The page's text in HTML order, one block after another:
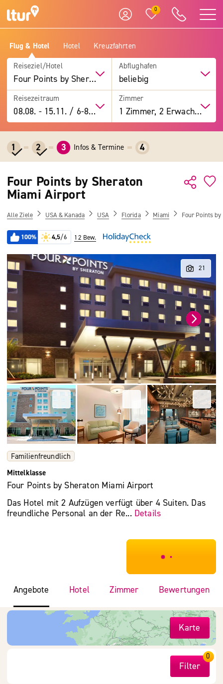
0
Flug & Hotel Hotel Kreuzfahrten
Reiseziel/Hotel
Four Points by Sheraton Miami Airport
Abflughafen
beliebig
Reisezeitraum
08.08. -15.11. / 6-8 Tage
Zimmer
1 Zimmer, 2 Erwachsene
1 2 3 Infos & Termine 4
Four Points by Sheraton
Miami Airport
Alle Ziele USA & Kanada USA Florida Miami Four Points
100% 4,5/6 12 Bew.
Familienfreundlich
Mittelklasse
Four Points by Sheraton Miami Airport
Das Hotel mit 2 Aufzügen verfügt über 4 Suiten. Das
freundliche Personal an der Re... Details
***************
Angebote Hotel Zimmer Bewertungen
Karte
Filter
0